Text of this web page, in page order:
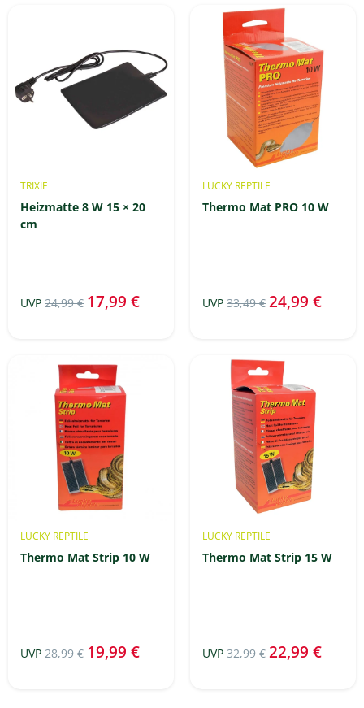
TRIXIE
Heizmatte 8 W 15 × 20
cm
UVP 24,99 € 17,99 €
LUCKY REPTILE
Thermo Mat PRO 10 W
UVP 33,49 € 24,99 €
LUCKY REPTILE
Thermo Mat Strip 10 W
UVP 28,99 € 19,99 €
LUCKY REPTILE
Thermo Mat Strip 15 W
UVP 32,99 € 22,99 €